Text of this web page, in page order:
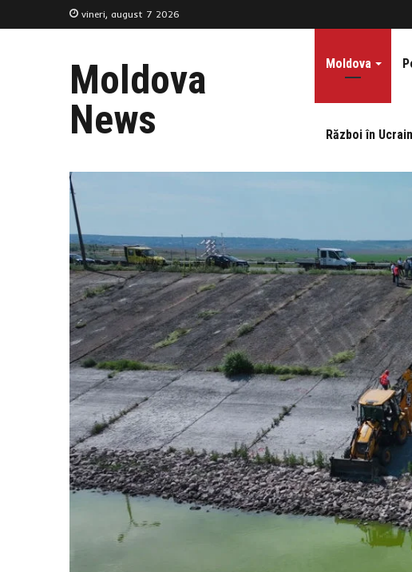
vineri, august 7 2026
Moldova
News
Moldova
Război în